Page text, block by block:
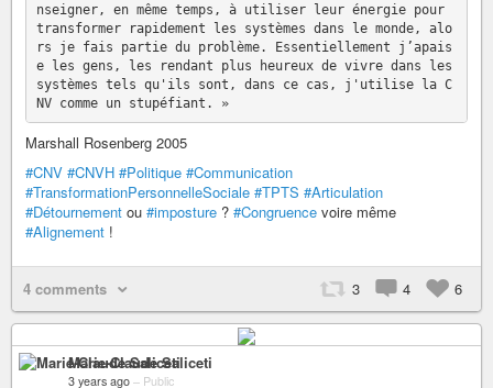
nseigner, en même temps, à utiliser leur énergie pour
transformer rapidement les systèmes dans le monde, alo
rs je fais partie du problème. Essentiellement j’apais
e les gens, les rendant plus heureux de vivre dans les
systèmes tels qu'ils sont, dans ce cas, j'utilise la C
NV comme un stupéfiant. »
Marshall Rosenberg 2005
#CNV #CNVH #Politique #Communication
#TransformationPersonnelleSociale #TPTS #Articulation
#Détournement ou #imposture ? #Congruence voire même
#Alignement !
4 comments 3 4 6
Marie-Claude Saliceti
3 years ago – Public